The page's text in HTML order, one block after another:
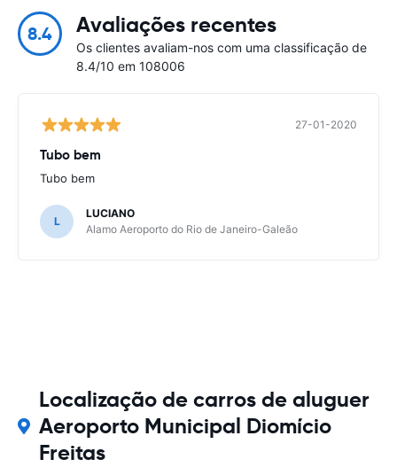
8.4 Avaliações recentes
Os clientes avaliam-nos com uma classificação de
8.4/10 em 108006
27-01-2020
Tubo bem
Tubo bem
L
LUCIANO
Alamo Aeroporto do Rio de Janeiro-Galeão
Localização de carros de aluguer
Aeroporto Municipal Diomício
Freitas